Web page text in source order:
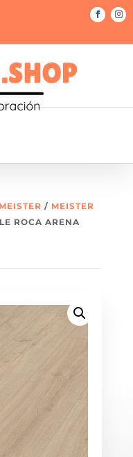
MEISTER / MEISTER
ROCA ARENA